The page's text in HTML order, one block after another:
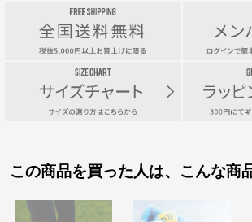
この商品を買った人は、こんな商